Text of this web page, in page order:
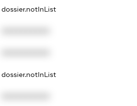
dossier.notInList
dossier.notInList